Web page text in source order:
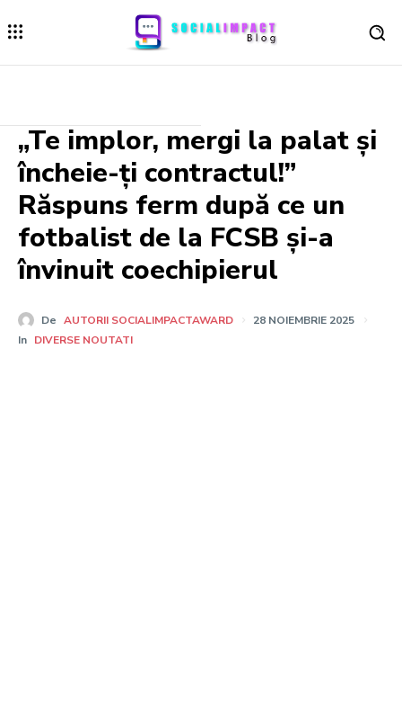
„Te implor, mergi la palat și
încheie-ți contractul!”
Răspuns ferm după ce un
fotbalist de la FCSB și-a
învinuit coechipierul
De AUTORII SOCIALIMPACTAWARD
28 NOIEMBRIE 2025
In DIVERSE NOUTATI